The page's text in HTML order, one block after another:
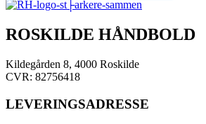
ROSKILDE HÅNDBOLD
Kildegården 8, 4000 Roskilde
CVR: 82756418
LEVERINGSADRESSE